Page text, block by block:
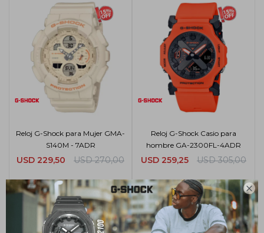

Reloj G-Shock para Mujer GMA-
S140M - 7ADR
USD 229,50 USD 270,00
Reloj G-Shock Casio para
hombre GA-2300FL-4ADR
USD 259,25 USD 305,00